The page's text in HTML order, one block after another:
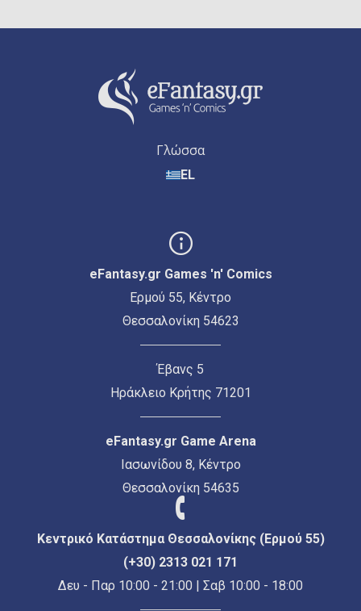
Γλώσσα
EL
eFantasy.gr Games 'n' Comics
Ερμού 55, Κέντρο
Θεσσαλονίκη 54623
Έβανς 5
Ηράκλειο Κρήτης 71201
eFantasy.gr Game Arena
Ιασωνίδου 8, Κέντρο
Θεσσαλονίκη 54635
Κεντρικό Κατάστημα Θεσσαλονίκης (Ερμού 55)
(+30) 2313 021 171
Δευ - Παρ 10:00 - 21:00 | Σαβ 10:00 - 18:00